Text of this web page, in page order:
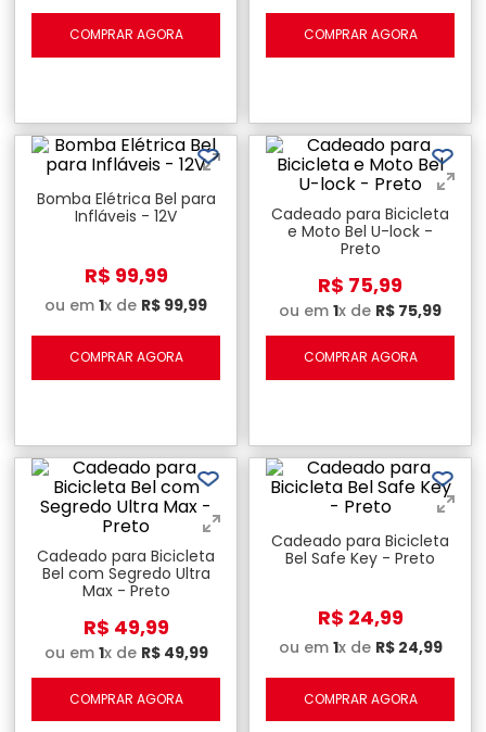
COMPRAR AGORA COMPRAR AGORA
Bomba Elétrica Bel para
Infláveis - 12V
R$ 99,99
ou em 1x de R$ 99,99
COMPRAR AGORA
Cadeado para Bicicleta
e Moto Bel U-lock -
Preto
R$ 75,99
ou em 1x de R$ 75,99
COMPRAR AGORA
Cadeado para Bicicleta
Bel com Segredo Ultra
Max - Preto
R$ 49,99
ou em 1x de R$ 49,99
COMPRAR AGORA
Cadeado para Bicicleta
Bel Safe Key - Preto
R$ 24,99
ou em 1x de R$ 24,99
COMPRAR AGORA